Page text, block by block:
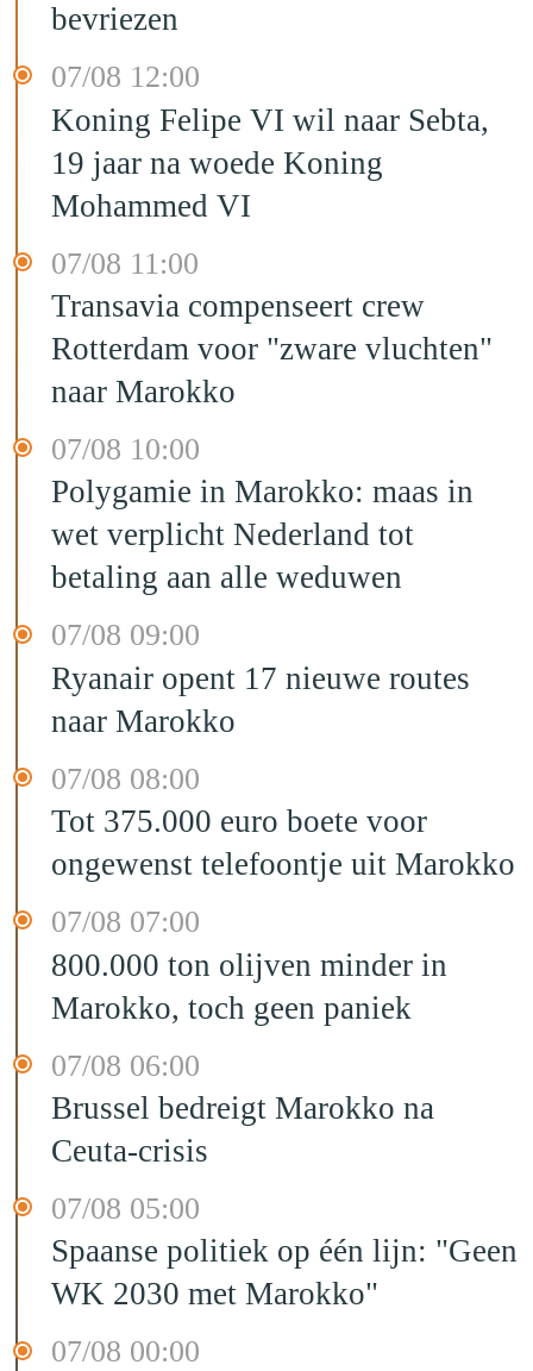
bevriezen
07/08 12:00
Koning Felipe VI wil naar Sebta,
19 jaar na woede Koning
Mohammed VI
07/08 11:00
Transavia compenseert crew
Rotterdam voor "zware vluchten"
naar Marokko
07/08 10:00
Polygamie in Marokko: maas in
wet verplicht Nederland tot
betaling aan alle weduwen
07/08 09:00
Ryanair opent 17 nieuwe routes
naar Marokko
07/08 08:00
Tot 375.000 euro boete voor
ongewenst telefoontje uit Marokko
07/08 07:00
800.000 ton olijven minder in
Marokko, toch geen paniek
07/08 06:00
Brussel bedreigt Marokko na
Ceuta-crisis
07/08 05:00
Spaanse politiek op één lijn: "Geen
WK 2030 met Marokko"
07/08 00:00